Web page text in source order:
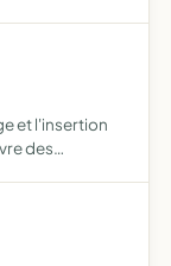
et l'insertion
des